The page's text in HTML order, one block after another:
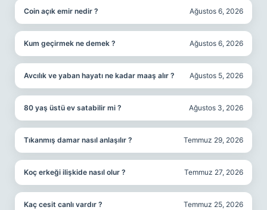
Coin açık emir nedir ? Ağustos 6, 2026
Kum geçirmek ne demek ? Ağustos 6, 2026
Avcılık ve yaban hayatı ne kadar maaş alır ? Ağustos 5, 2026
80 yaş üstü ev satabilir mi ? Ağustos 3, 2026
Tıkanmış damar nasıl anlaşılır ? Temmuz 29, 2026
Koç erkeği ilişkide nasıl olur ? Temmuz 27, 2026
Kaç cesit canlı vardır ? Temmuz 25, 2026